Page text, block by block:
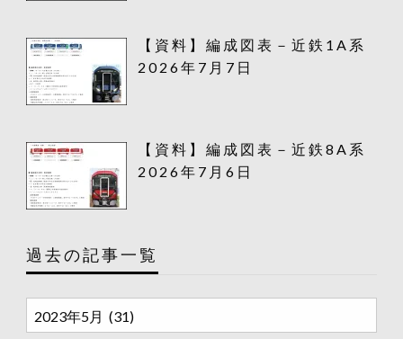
【資料】編成図表－近鉄1A系
2026年7月7日
【資料】編成図表－近鉄8A系
2026年7月6日
過去の記事一覧
去